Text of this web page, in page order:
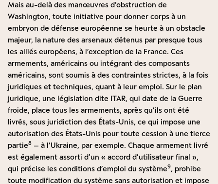
Mais au-delà des manœuvres d’obstruction de
Washington, toute initiative pour donner corps à un
embryon de défense européenne se heurte à un obstacle
majeur, la nature des arsenaux détenus par presque tous
les alliés européens, à l’exception de la France. Ces
armements, américains ou intégrant des composants
américains, sont soumis à des contraintes strictes, à la fois
juridiques et techniques, quant à leur emploi. Sur le plan
juridique, une législation dite ITAR, qui date de la Guerre
froide, place tous les armements, après qu’ils ont été
livrés, sous juridiction des États-Unis, ce qui impose une
autorisation des États-Unis pour toute cession à une tierce
partie8 – à l’Ukraine, par exemple. Chaque armement livré
est également assorti d’un « accord d’utilisateur final »,
qui précise les conditions d’emploi du système9, prohibe
toute modification du système sans autorisation et impose